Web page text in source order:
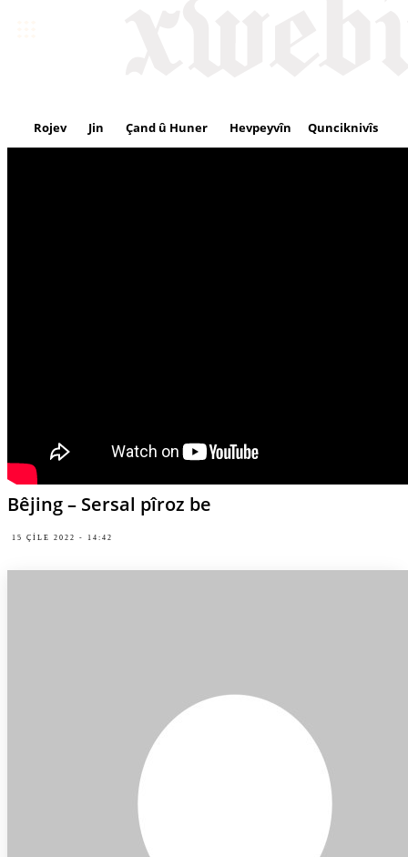
Rojev Jin Çand û Huner Hevpeyvîn Qunciknivîs
Bêjing – Sersal pîroz be
15 ÇILE 2022 - 14:42